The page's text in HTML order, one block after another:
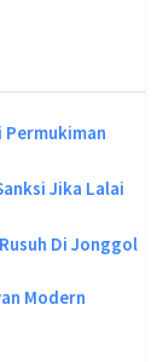
Permukiman
Jika Lalai
Di Jonggol
Modern